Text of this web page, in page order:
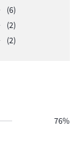
(6)
(2)
(2)
76%